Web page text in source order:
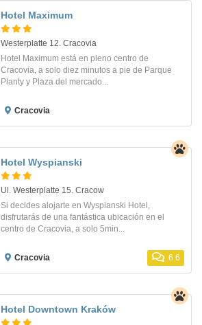
Hotel Maximum
Westerplatte 12. Cracovia
Hotel Maximum está en pleno centro de
Cracovia, a solo diez minutos a pie de Parque
Planty y Plaza del mercado...
Cracovia
Hotel Wyspianski
Ul. Westerplatte 15. Cracow
Si decides alojarte en Wyspianski Hotel,
disfrutarás de una fantástica ubicación en el
centro de Cracovia, a solo 5min...
Cracovia 6.6
Hotel Downtown Kraków